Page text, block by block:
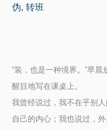
伪, 转班
“装，也是一种境界。”早
醒目地写在课桌上。
我曾经说过，我不在乎别
自己的内心；我也说过，